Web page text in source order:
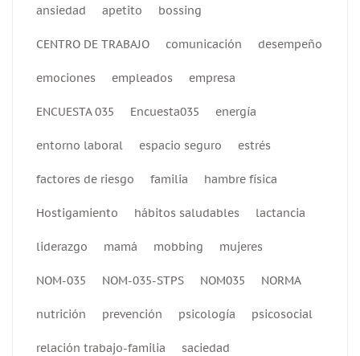
ansiedad apetito bossing
CENTRO DE TRABAJO comunicación desempeño
emociones empleados empresa
ENCUESTA 035 Encuesta035 energía
entorno laboral espacio seguro estrés
factores de riesgo familia hambre física
Hostigamiento hábitos saludables lactancia
liderazgo mamá mobbing mujeres
NOM-035 NOM-035-STPS NOM035 NORMA
nutrición prevención psicología psicosocial
relación trabajo-familia saciedad